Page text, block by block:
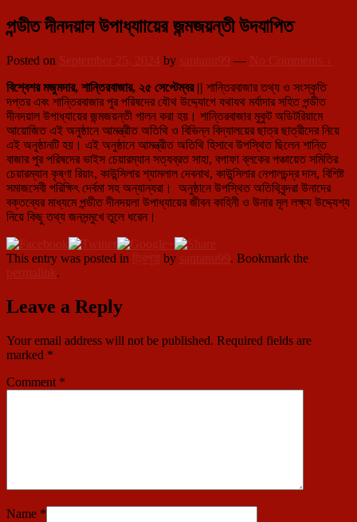
পন্ডীত দীনদয়াল উপাধ্যাায়ের জন্মজয়ন্তী উদযাপিত
Posted on September 25, 2024 by santanu99 — No Comments ↓
বিশ্বেশর মজুমদার, শান্তিরবাজার, ২৫ সেপ্টেম্বর || শান্তিরবাজার তথ্য ও সংস্কৃতি
দপ্তর এবং শান্তিরবাজার পুর পরিষদের যৌথ উদ্দ্যোগে যথাযথ মর্যাদার সহিত পন্ডীত
দীনদয়াল উপাধ্যায়ের জন্মজয়ন্তী পালন করা হয়। শান্তিরবাজার মুকুট অডিটরিয়ামে
আয়োজিত এই অনুষ্ঠানে আমন্ত্রীত অতিথি ও বিভিন্ন বিদ্যালয়ের ছাত্র ছাত্রীদের নিয়ে
এই অনুষ্ঠানটি হয়। এই অনুষ্ঠানে আমন্ত্রীত অতিথি হিসাবে উপস্থিত ছিলেন শান্তি
বাজার পুর পরিষদের ভাইস চেয়ারম্যান সত্যব্রত সাহা, বগাফা ব্লকের পঞ্চায়েত সমিতির
চেয়ারম্যান কৃষ্ণা রিয়াং, কাউন্সিলার শ্যামলাল দেবনাথ, কাউন্সিলার নেপালচন্দ্র দাস, বিশিষ্ট
সমাজসেবী পরিক্ষিৎ দের্বমা সহ অন্যান্যরা। অনুষ্ঠানে উপস্থিত অতিথিবৃন্দরা উনাদের
বক্তব্যের মাধ্যমে পন্ডীত দীনদয়লা উপাধ্যায়ের জীবন কাহিনী ও উনার মূল লক্ষ্য উদ্দ্যেশ্য
নিয়ে কিছু তথ্য জনসন্মুখে তুলে ধরেন।
This entry was posted in ত্রিপুরা by santanu99. Bookmark the
permalink.
Leave a Reply
Your email address will not be published. Required fields are
marked *
Comment *
Name *